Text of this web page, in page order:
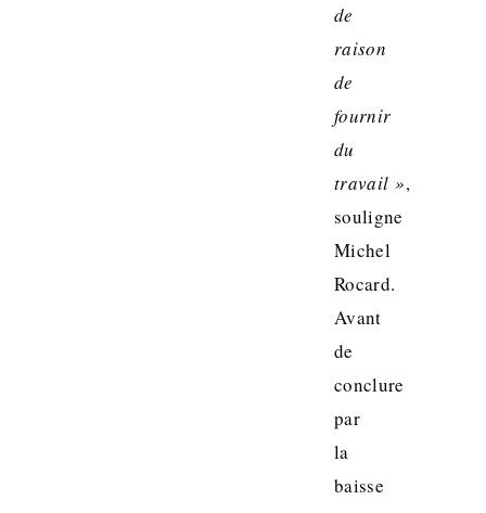
de
raison
de
fournir
du
travail »,
souligne
Michel
Rocard.
Avant
de
conclure
par
la
baisse